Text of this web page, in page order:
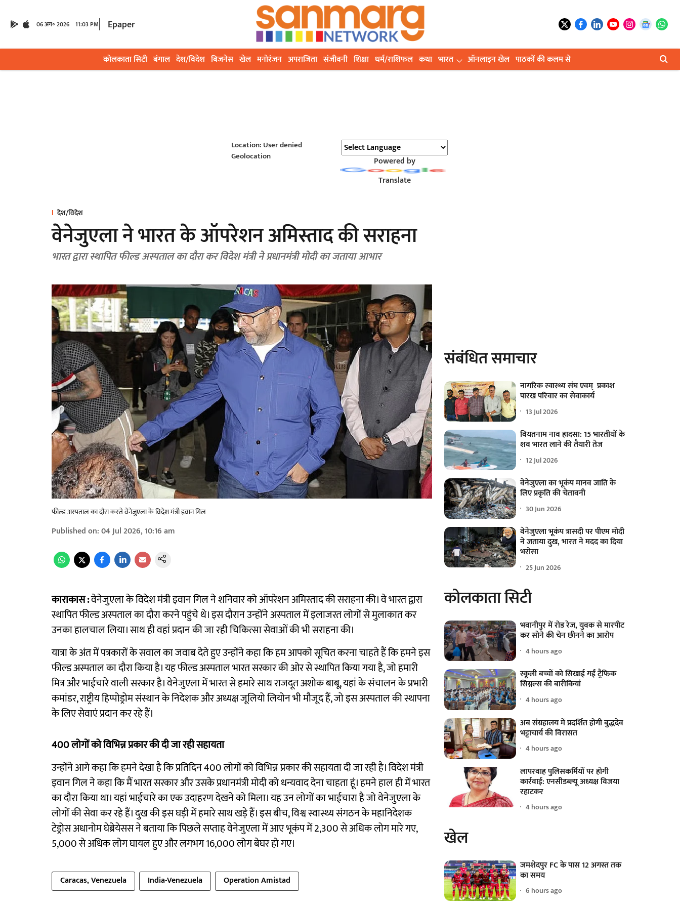
06 अग॰ 2026 11:03 PM Epaper
कोलकाता सिटी बंगाल देश/विदेश बिजनेस खेल मनोरंजन अपराजिता संजीवनी शिक्षा धर्म/राशिफल कथा भारत ऑनलाइन खेल पाठकों की कलम से
Location: User denied
Geolocation
Powered by
Translate
देश/विदेश
वेनेजुएला ने भारत के ऑपरेशन अमिस्ताद की सराहना
भारत द्वारा स्थापित फील्ड अस्पताल का दौरा कर विदेश मंत्री ने प्रधानमंत्री मोदी का जताया आभार
फील्ड अस्पताल का दौरा करते वेनेजुएला के विदेश मंत्री इवान गिल
Published on:04 Jul 2026, 10:16 am
काराकास :वेनेजुएला के विदेश मंत्री इवान गिल ने शनिवार को ऑपरेशन अमिस्ताद की सराहना की। वे भारत द्वारा
स्थापित फील्ड अस्पताल का दौरा करने पहुंचे थे। इस दौरान उन्होंने अस्पताल में इलाजरत लोगों से मुलाकात कर
उनका हालचाल लिया। साथ ही वहां प्रदान की जा रही चिकित्सा सेवाओं की भी सराहना की।
यात्रा के अंत में पत्रकारों के सवाल का जवाब देते हुए उन्होंने कहा कि हम आपको सूचित करना चाहते हैं कि हमने इस
फील्ड अस्पताल का दौरा किया है। यह फील्ड अस्पताल भारत सरकार की ओर से स्थापित किया गया है, जो हमारी
मित्र और भाईचारे वाली सरकार है। वेनेजुएला में भारत से हमारे साथ राजदूत अशोक बाबू, यहां के संचालन के प्रभारी
कमांडर, राष्ट्रीय हिप्पोड्रोम संस्थान के निदेशक और अध्यक्ष जूलियो लियोन भी मौजूद हैं, जो इस अस्पताल की स्थापना
के लिए सेवाएं प्रदान कर रहे हैं।
400 लोगों को विभिन्न प्रकार की दी जा रही सहायता
उन्होंने आगे कहा कि हमने देखा है कि प्रतिदिन 400 लोगों को विभिन्न प्रकार की सहायता दी जा रही है। विदेश मंत्री
इवान गिल ने कहा कि मैं भारत सरकार और उसके प्रधानमंत्री मोदी को धन्यवाद देना चाहता हूं। हमने हाल ही में भारत
का दौरा किया था। यहां भाईचारे का एक उदाहरण देखने को मिला। यह उन लोगों का भाईचारा है जो वेनेजुएला के
लोगों की सेवा कर रहे हैं। दुख की इस घड़ी में हमारे साथ खड़े हैं। इस बीच, विश्व स्वास्थ्य संगठन के महानिदेशक
टेड्रोस अधानोम घेब्रेयेसस ने बताया कि पिछले सप्ताह वेनेजुएला में आए भूकंप में 2,300 से अधिक लोग मारे गए,
5,000 से अधिक लोग घायल हुए और लगभग 16,000 लोग बेघर हो गए।
Caracas, Venezuela India-Venezuela Operation Amistad
संबंधित समाचार
नागरिक स्वास्थ्य संघ एवम् प्रकाश
पारख परिवार का सेवाकार्य
13 Jul 2026
वियतनाम नाव हादसा: 15 भारतीयों के
शव भारत लाने की तैयारी तेज
12 Jul 2026
वेनेजुएला का भूकंप मानव जाति के
लिए प्रकृति की चेतावनी
30 Jun 2026
वेनेजुएला भूकंप त्रासदी पर पीएम मोदी
ने जताया दुख, भारत ने मदद का दिया
भरोसा
25 Jun 2026
कोलकाता सिटी
भवानीपुर में रोड रेज, युवक से मारपीट
कर सोने की चेन छीनने का आरोप
4 hours ago
स्कूली बच्चों को सिखाई गईं ट्रैफिक
सिग्नल्स की बारीकियां
4 hours ago
अब संग्रहालय में प्रदर्शित होगी बुद्धदेव
भट्टाचार्य की विरासत
4 hours ago
लापरवाह पुलिसकर्मियों पर होगी
कार्रवाई: एनसीडब्ल्यू अध्यक्ष विजया
रहाटकर
4 hours ago
खेल
जमशेदपुर FC के पास 12 अगस्त तक
का समय
6 hours ago